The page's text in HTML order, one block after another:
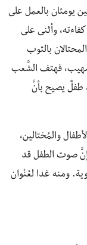
يومئان بالعمل على
وأثنى على
بالثوب
مهيب، فهتف الشَّعب
طفلٌ يصيح بأنَّ
والمُحَتالين،
إنَّ صوت الطفل قد
ومنه غدا لعُنْوان